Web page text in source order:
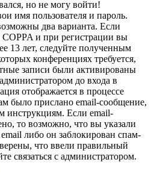
но не могу войти!
имя пользователя и пароль.
два варианта. Если
и при регистрации вы
13 лет, следуйте полученным
конференциях требуется,
записи были активированы
до входа в
отображается в процессе
было прислано email-сообщение,
инструкциям. Если email-
то возможно, что вы указали
либо он заблокирован спам-
что ввели правильный
связаться с администратором.